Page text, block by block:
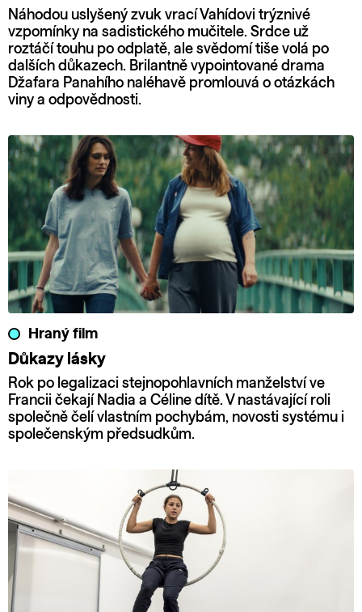
Náhodou uslyšený zvuk vrací Vahídovi trýznivé
vzpomínky na sadistického mučitele. Srdce už
roztáčí touhu po odplatě, ale svědomí tiše volá po
dalších důkazech. Brilantně vypointované drama
Džafara Panahího naléhavě promlouvá o otázkách
viny a odpovědnosti.
Hraný film
Důkazy lásky
Rok po legalizaci stejnopohlavních manželství ve
Francii čekají Nadia a Céline dítě. V nastávající roli
společně čelí vlastním pochybám, novosti systému i
společenským předsudkům.